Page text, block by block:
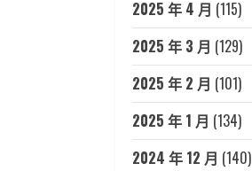
2025 年 4 月 (115)
2025 年 3 月 (129)
2025 年 2 月 (101)
2025 年 1 月 (134)
2024 年 12 月 (140)